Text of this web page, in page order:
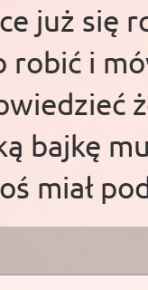
już się
robić i
bajkę
miał